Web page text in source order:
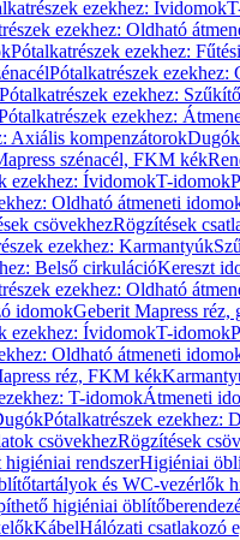
ezekhez: Ívidomok
ezekhez: Oldható
Pótalkatrészek ezekhez:
Pótalkatrészek ezekhez:
Pótalkatrészek ezekhez:
ezekhez:
Axiális kompenzátorokDugók
szénacél, FKM kék
ezekhez: ÍvidomokT-idomok
Oldható átmeneti
csövekhezRögzítések
ezekhez: Karmantyúk
Belső cirkulációKereszt
ezekhez: Oldható
idomokGeberit Mapress réz,
ezekhez: ÍvidomokT-idomok
Oldható átmeneti
réz, FKM kék
T-idomokÁtmeneti
Pótalkatrészek ezekhez:
csövekhezRögzítések
higiéniai rendszerHigiéniai
és WC-vezérlők
higiéniai
KábelHálózati csatlakozó